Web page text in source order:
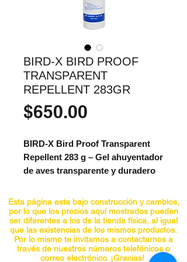
BIRD-X BIRD PROOF
TRANSPARENT
REPELLENT 283GR
$650.00
BIRD-X Bird Proof Transparent
Repellent 283 g – Gel ahuyentador
de aves transparente y duradero
Repellent de 283 gramos es un gel
repelente de aves no tóxico,
diseñado para evitar que las aves se
posen en superficies específicas. Su
fórmula pegajosa crea una
Esta página esta bajo construcción y cambios,
por lo que los precios aquí mostrados pueden
ser diferentes a los de la tienda física, al igual
que las existencias de los mismos productos.
Por lo mismo te invitamos a contactarnos a
través de nuestros números telefónicos o
correo electrónico. ¡Gracias!